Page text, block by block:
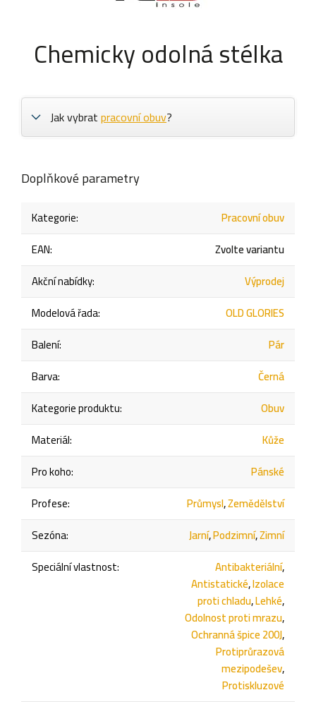
Chemicky odolná stélka
Jak vybratpracovní obuv?
Doplňkové parametry
Kategorie:
Pracovní obuv
EAN:
Zvolte variantu
Akční nabídky:
Výprodej
Modelová řada:
OLD GLORIES
Balení:
Pár
Barva:
Černá
Kategorie produktu:
Obuv
Materiál:
Kůže
Pro koho:
Pánské
Profese: Průmysl,Zemědělství
Sezóna: Jarní,Podzimní,Zimní
Speciální vlastnost: Antibakteriální,
Antistatické,Izolace
proti chladu,Lehké,
Odolnost proti mrazu,
Ochranná špice 200J,
Protiprůrazová
mezipodešev,
Protiskluzové